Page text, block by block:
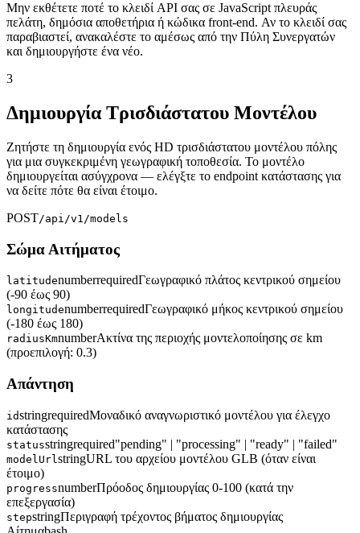
Μην εκθέτετε ποτέ το κλειδί API σας σε JavaScript πλευράς
πελάτη, δημόσια αποθετήρια ή κώδικα front-end. Αν το κλειδί σας
παραβιαστεί, ανακαλέστε το αμέσως από την Πύλη Συνεργατών
και δημιουργήστε ένα νέο.
3
Δημιουργία Τρισδιάστατου Μοντέλου
Ζητήστε τη δημιουργία ενός HD τρισδιάστατου μοντέλου πόλης
για μια συγκεκριμένη γεωγραφική τοποθεσία. Το μοντέλο
δημιουργείται ασύγχρονα — ελέγξτε το endpoint κατάστασης για
να δείτε πότε θα είναι έτοιμο.
POST/api/v1/models
Σώμα Αιτήματος
latitudenumberrequiredΓεωγραφικό πλάτος κεντρικού σημείου
(-90 έως 90)
longitudenumberrequiredΓεωγραφικό μήκος κεντρικού σημείου
(-180 έως 180)
radiusKmnumberΑκτίνα της περιοχής μοντελοποίησης σε km
(προεπιλογή: 0.3)
Απάντηση
idstringrequiredΜοναδικό αναγνωριστικό μοντέλου για έλεγχο
κατάστασης
statusstringrequired"pending" | "processing" | "ready" | "failed"
modelUrl stringURL του αρχείου μοντέλου GLB (όταν είναι
έτοιμο)
progressnumberΠρόοδος δημιουργίας 0-100 (κατά την
επεξεργασία)
stepstringΠεριγραφή τρέχοντος βήματος δημιουργίας